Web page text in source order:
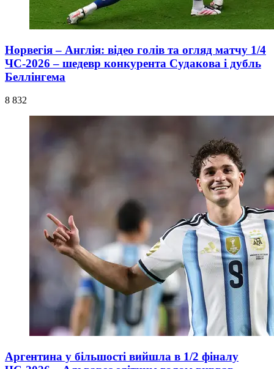
Норвегія – Англія: відео голів та огляд матчу 1/4
ЧС-2026 – шедевр конкурента Судакова і дубль
Беллінгема
8 832
Аргентина у більшості вийшла в 1/2 фіналу